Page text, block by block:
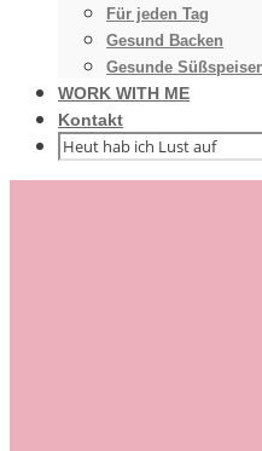
Für jeden Tag
Gesund Backen
Gesunde
WORK WITH ME
Kontakt